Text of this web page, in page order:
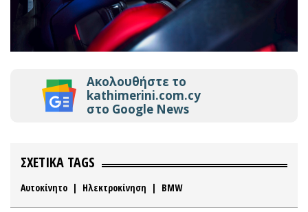
Ακολουθήστε το
kathimerini.com.cy
στο Google News
ΣΧΕΤΙΚΑ TAGS
Αυτοκίνητο | Ηλεκτροκίνηση | BMW